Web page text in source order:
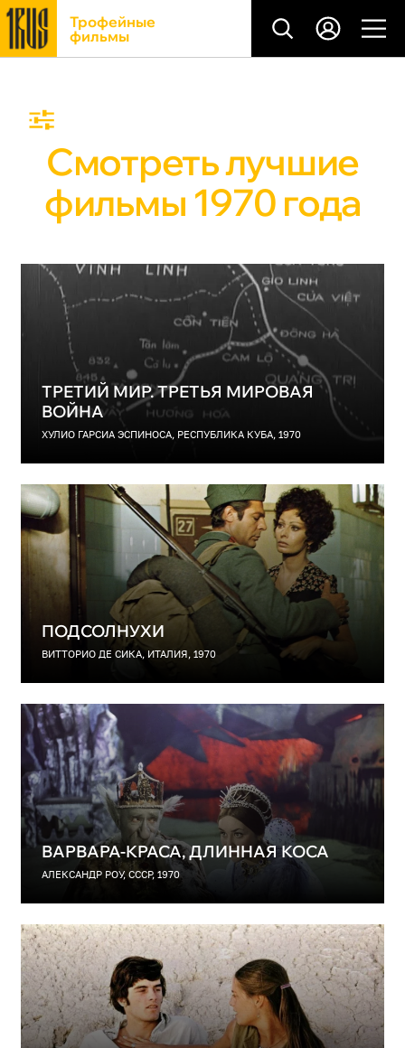
Трофейные
фильмы
Смотреть лучшие
фильмы 1970 года
ТРЕТИЙ МИР. ТРЕТЬЯ МИРОВАЯ
ВОЙНА
ХУЛИО ГАРСИА ЭСПИНОСА, РЕСПУБЛИКА КУБА, 1970
ПОДСОЛНУХИ
ВИТТОРИО ДЕ СИКА, ИТАЛИЯ, 1970
ВАРВАРА-КРАСА, ДЛИННАЯ КОСА
АЛЕКСАНДР РОУ, СССР, 1970